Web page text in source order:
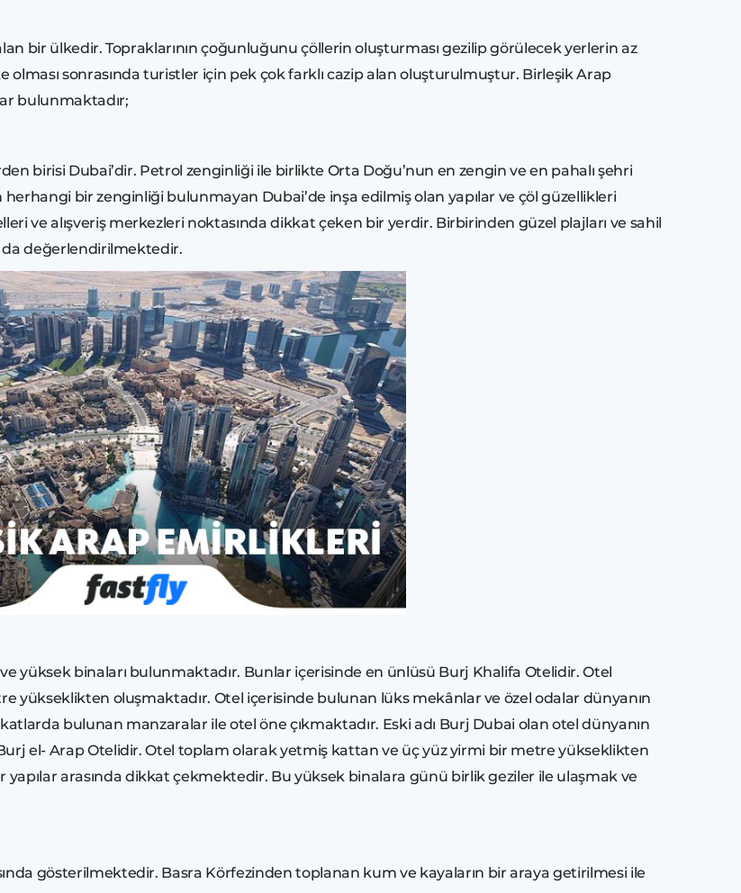
bir ülkedir. Topraklarının çoğunluğunu çöllerin oluşturması gezilip görülecek yerlerin az
sonrasında turistler için pek çok farklı cazip alan oluşturulmuştur. Birleşik Arap
bulunmaktadır;
birisi Dubai’dir. Petrol zenginliği ile birlikte Orta Doğu’nun en zengin ve en pahalı şehri
herhangi bir zenginliği bulunmayan Dubai’de inşa edilmiş olan yapılar ve çöl güzellikleri
ve alışveriş merkezleri noktasında dikkat çeken bir yerdir. Birbirinden güzel plajları ve sahil
da değerlendirilmektedir.
yüksek binaları bulunmaktadır. Bunlar içerisinde en ünlüsü Burj Khalifa Otelidir. Otel
yükseklikten oluşmaktadır. Otel içerisinde bulunan lüks mekânlar ve özel odalar dünyanın
bulunan manzaralar ile otel öne çıkmaktadır. Eski adı Burj Dubai olan otel dünyanın
el- Arap Otelidir. Otel toplam olarak yetmiş kattan ve üç yüz yirmi bir metre yükseklikten
yapılar arasında dikkat çekmektedir. Bu yüksek binalara günü birlik geziler ile ulaşmak ve
gösterilmektedir. Basra Körfezinden toplanan kum ve kayaların bir araya getirilmesi ile